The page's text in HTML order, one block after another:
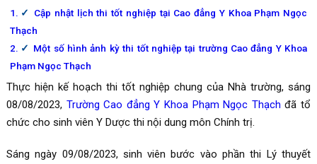
Cập nhật lịch thi tốt nghiệp tại Cao đẳng Y Khoa Phạm Ngọc
Thạch
Một số hình ảnh kỳ thi tốt nghiệp tại trường Cao đẳng Y Khoa
Phạm Ngọc Thạch
Thực hiện kế hoạch thi tốt nghiệp chung của Nhà trường, sáng
08/08/2023, Trường Cao đẳng Y Khoa Phạm Ngọc Thạch đã tổ
chức cho sinh viên Y Dược thi nội dung môn Chính trị.
Sáng ngày 09/08/2023, sinh viên bước vào phần thi Lý thuyết